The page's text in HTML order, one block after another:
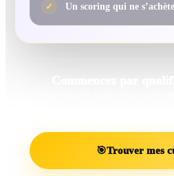
✓ Un scoring qui ne
🎯Trouver mes